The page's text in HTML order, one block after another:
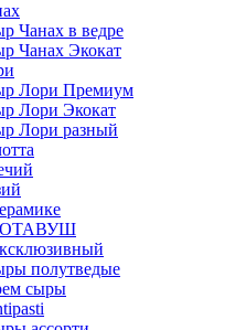
Чанах в ведре
Чанах Экокат
Лори Премиум
Лори Экокат
Лори разный
полутведые
сыры